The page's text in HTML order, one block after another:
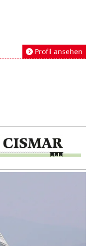
Profil ansehen